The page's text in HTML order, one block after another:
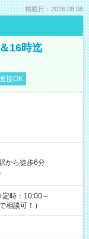
掲載日：2026.08.08
16時迄
接OK
から徒歩6分
時：10:00～
談可！）